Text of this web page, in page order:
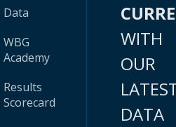
Data
WBG
Academy
Results
Scorecard
WITH
OUR
DATA